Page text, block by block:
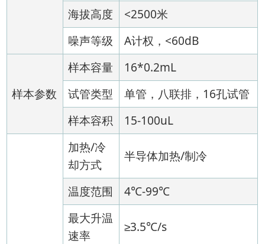
海拔高度
<2500米
噪声等级
A计权，<60dB
样本参数
样本容量
16*0.2mL
试管类型
单管，八联排，16孔试管
样本容积
15-100uL
加热/冷
却方式
半导体加热/制冷
温度范围
4℃-99℃
最大升温
速率
≥3.5℃/s